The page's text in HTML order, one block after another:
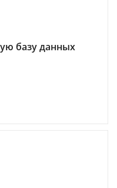
базу данных